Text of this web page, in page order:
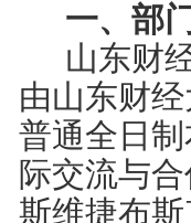
一、部
山东财
由山东财
普通全日
际交流与
斯维捷布